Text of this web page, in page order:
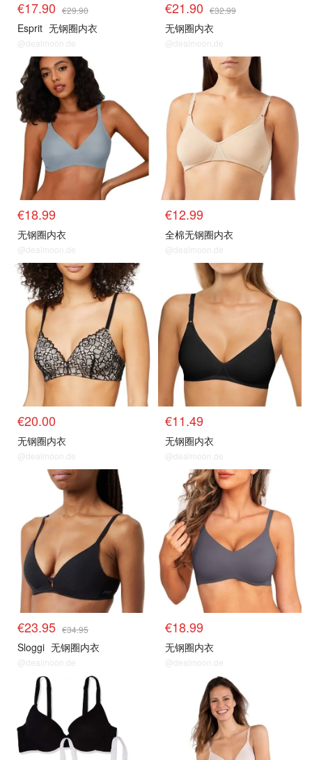
€17.90 €29.90
Esprit 无钢圈内衣
@dealmoon.de
€21.90 €32.99
无钢圈内衣
@dealmoon.de
€18.99
无钢圈内衣
@dealmoon.de
€12.99
全棉无钢圈内衣
@dealmoon.de
€20.00
无钢圈内衣
@dealmoon.de
€11.49
无钢圈内衣
@dealmoon.de
€23.95 €34.95
Sloggi 无钢圈内衣
@dealmoon.de
€18.99
无钢圈内衣
@dealmoon.de